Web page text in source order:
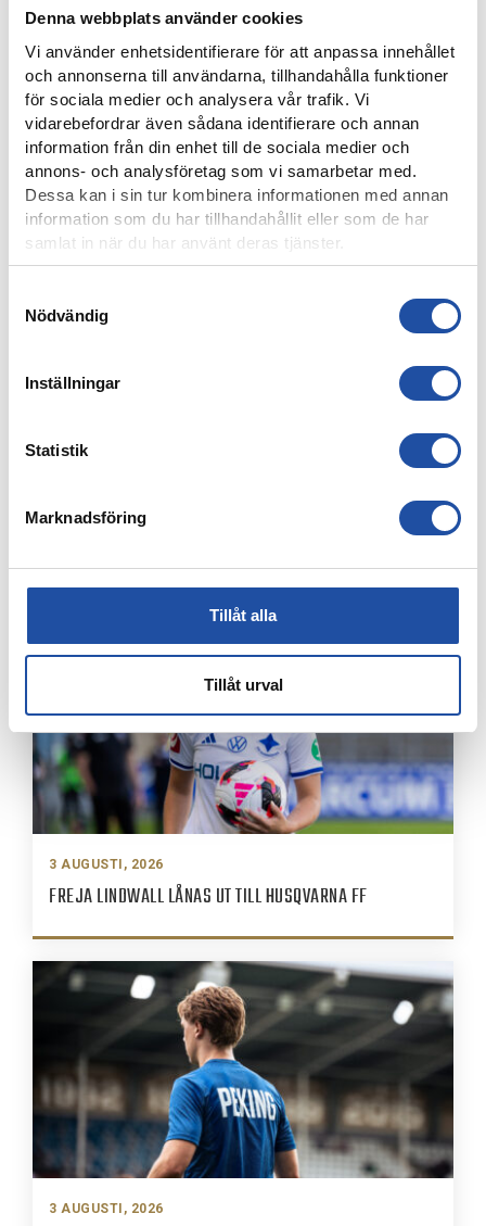
Denna webbplats använder cookies
Vi använder enhetsidentifierare för att anpassa innehållet
och annonserna till användarna, tillhandahålla funktioner
för sociala medier och analysera vår trafik. Vi
vidarebefordrar även sådana identifierare och annan
information från din enhet till de sociala medier och
annons- och analysföretag som vi samarbetar med.
Dessa kan i sin tur kombinera informationen med annan
information som du har tillhandahållit eller som de har
samlat in när du har använt deras tjänster.
Nödvändig
Inställningar
Statistik
Marknadsföring
Tillåt alla
Tillåt urval
4 AUGUSTI, 2026
FARTFYLLD OCH TÄT MATCH I LIGACUPEN – KYLIAN
NÄTADE MOT DJURGÅRDEN
4 AUGUSTI, 2026
3 AUGUSTI, 2026
FREJA LINDWALL LÅNAS UT TILL HUSQVARNA FF
3 AUGUSTI, 2026